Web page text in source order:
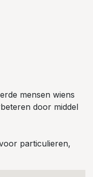
mensen wiens
door middel
particulieren,